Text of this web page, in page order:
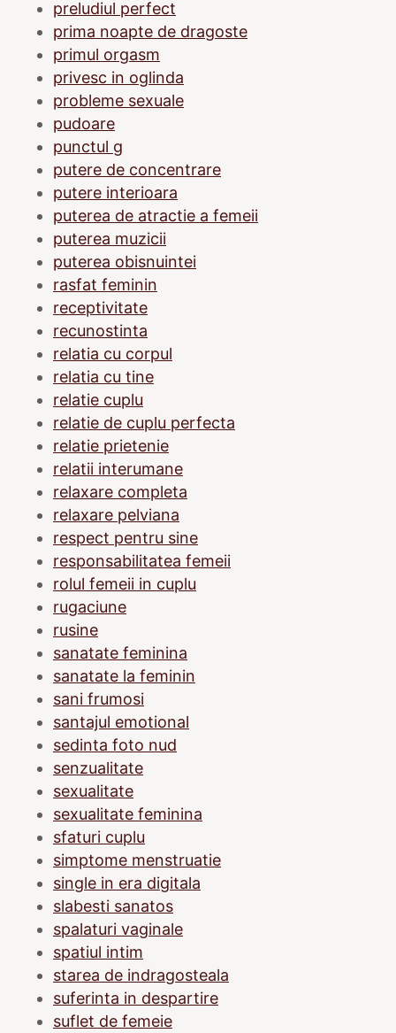
preludiul perfect
prima noapte de dragoste
primul orgasm
privesc in oglinda
probleme sexuale
pudoare
punctul g
putere de concentrare
putere interioara
puterea de atractie a femeii
puterea muzicii
puterea obisnuintei
rasfat feminin
receptivitate
recunostinta
relatia cu corpul
relatia cu tine
relatie cuplu
relatie de cuplu perfecta
relatie prietenie
relatii interumane
relaxare completa
relaxare pelviana
respect pentru sine
responsabilitatea femeii
rolul femeii in cuplu
rugaciune
rusine
sanatate feminina
sanatate la feminin
sani frumosi
santajul emotional
sedinta foto nud
senzualitate
sexualitate
sexualitate feminina
sfaturi cuplu
simptome menstruatie
single in era digitala
slabesti sanatos
spalaturi vaginale
spatiul intim
starea de indragosteala
suferinta in despartire
suflet de femeie